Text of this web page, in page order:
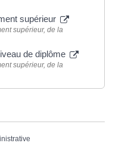
supérieur
supérieur, de la
de diplôme
supérieur, de la